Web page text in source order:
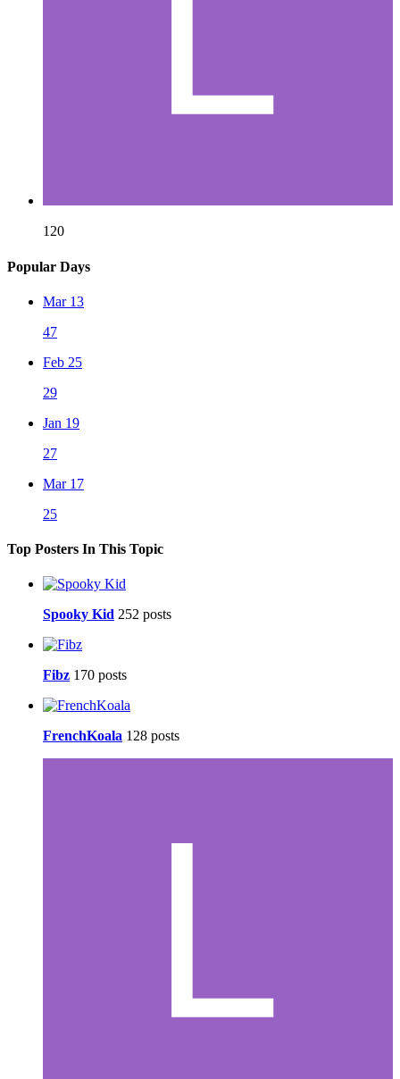
120
Popular Days
Mar 13
47
Feb 25
29
Jan 19
27
Mar 17
25
Top Posters In This Topic
Spooky Kid 252 posts
Fibz 170 posts
FrenchKoala 128 posts